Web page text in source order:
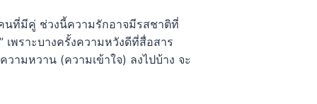
นที่มีคู่ ช่วงนี้ความรักอาจมีรสชาติที่
พราะบางครั้งความหวังดีที่สื่อสาร
ามหวาน (ความเข้าใจ) ลงไปบ้าง จะ